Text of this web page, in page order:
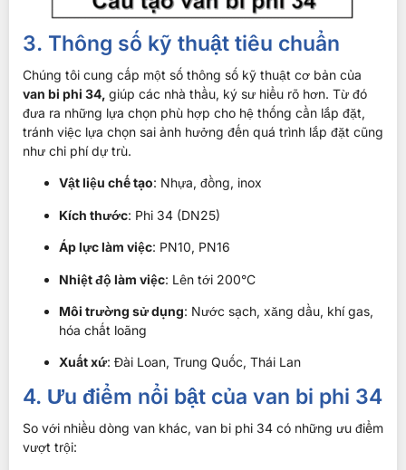
3. Thông số kỹ thuật tiêu chuẩn
Chúng tôi cung cấp một số thông số kỹ thuật cơ bản của
van bi phi 34, giúp các nhà thầu, ký sư hiểu rõ hơn. Từ đó
đưa ra những lựa chọn phù hợp cho hệ thống cần lắp đặt,
tránh việc lựa chọn sai ảnh hưởng đến quá trình lắp đặt cũng
như chi phí dự trù.
Vật liệu chế tạo: Nhựa, đồng, inox
Kích thước: Phi 34 (DN25)
Áp lực làm việc: PN10, PN16
Nhiệt độ làm việc: Lên tới 200°C
Môi trường sử dụng: Nước sạch, xăng dầu, khí gas,
hóa chất loãng
Xuất xứ: Đài Loan, Trung Quốc, Thái Lan
4. Ưu điểm nổi bật của van bi phi 34
So với nhiều dòng van khác, van bi phi 34 có những ưu điểm
vượt trội: